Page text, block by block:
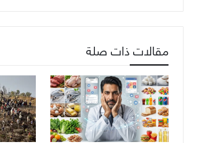
مقالات ذات صلة